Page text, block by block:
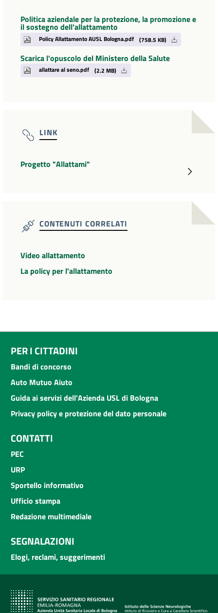
Politica aziendale per la protezione, la promozione e
il sostegno dell’allattamento
Policy Allattamento AUSL Bologna.pdf (758.5 KB)
Scarica l'opuscolo del Ministero della Salute
allattare al seno.pdf (2.2 MB)
LINK
Progetto "Allattami"
CONTENUTI CORRELATI
Video allattamento
La policy per l'allattamento
PER I CITTADINI
Bandi di concorso
Auto Mutuo Aiuto
Guida ai servizi dell'Azienda USL di Bologna
Privacy policy e protezione del dato personale
CONTATTI
PEC
URP
Sportello informativo
Ufficio stampa
Redazione multimediale
SEGNALAZIONI
Elogi, reclami, suggerimenti